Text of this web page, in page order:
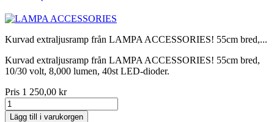
Kurvad extraljusramp från LAMPA ACCESSORIES! 55cm bred,...
Kurvad extraljusramp från LAMPA ACCESSORIES! 55cm bred,
10/30 volt, 8,000 lumen, 40st LED-dioder.
Pris 1 250,00 kr
Lägg till i varukorgen